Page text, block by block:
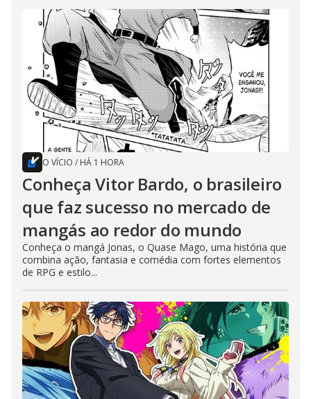
O VÍCIO / HÁ 1 HORA
Conheça Vitor Bardo, o brasileiro
que faz sucesso no mercado de
mangás ao redor do mundo
Conheça o mangá Jonas, o Quase Mago, uma história que
combina ação, fantasia e comédia com fortes elementos
de RPG e estilo...